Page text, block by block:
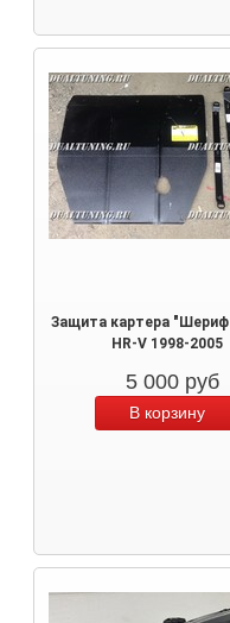
Защита картера
HR-V 1998-2005
5 000 руб